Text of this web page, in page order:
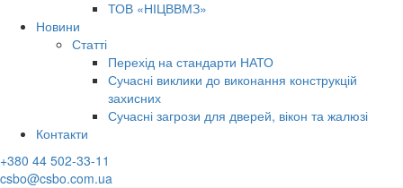
ТОВ «НІЦВВМЗ»
Новини
Статті
Перехід на стандарти НАТО
Сучасні виклики до виконання конструкцій
захисних
Сучасні загрози для дверей, вікон та жалюзі
Контакти
+380 44 502-33-11
csbo@csbo.com.ua